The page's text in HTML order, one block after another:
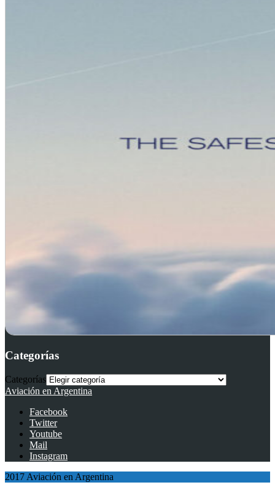
Categorías
Categorías
Aviación en Argentina
Facebook
Twitter
Youtube
Mail
Instagram
2017 Aviación en Argentina